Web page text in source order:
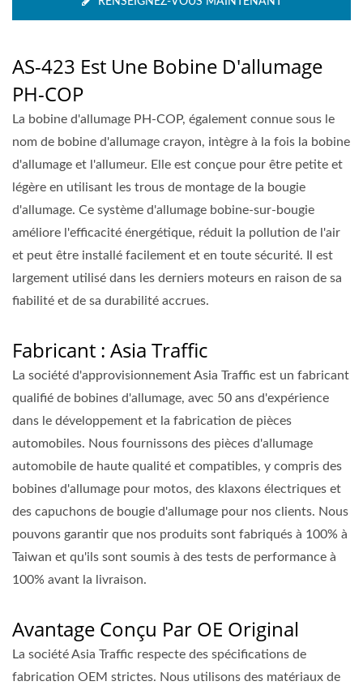
AS-423 Est Une Bobine D'allumage
PH-COP
La bobine d'allumage PH-COP, également connue sous le
nom de bobine d'allumage crayon, intègre à la fois la bobine
d'allumage et l'allumeur. Elle est conçue pour être petite et
légère en utilisant les trous de montage de la bougie
d'allumage. Ce système d'allumage bobine-sur-bougie
améliore l'efficacité énergétique, réduit la pollution de l'air
et peut être installé facilement et en toute sécurité. Il est
largement utilisé dans les derniers moteurs en raison de sa
fiabilité et de sa durabilité accrues.
Fabricant : Asia Traffic
La société d'approvisionnement Asia Traffic est un fabricant
qualifié de bobines d'allumage, avec 50 ans d'expérience
dans le développement et la fabrication de pièces
automobiles. Nous fournissons des pièces d'allumage
automobile de haute qualité et compatibles, y compris des
bobines d'allumage pour motos, des klaxons électriques et
des capuchons de bougie d'allumage pour nos clients. Nous
pouvons garantir que nos produits sont fabriqués à 100% à
Taiwan et qu'ils sont soumis à des tests de performance à
100% avant la livraison.
Avantage Conçu Par OE Original
La société Asia Traffic respecte des spécifications de
fabrication OEM strictes. Nous utilisons des matériaux de